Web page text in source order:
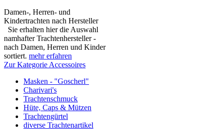
Damen-, Herren- und
Kindertrachten nach Hersteller
Sie erhalten hier die Auswahl
namhafter Trachtenhersteller -
nach Damen, Herren und Kinder
sortiert. mehr erfahren
Zur Kategorie Accessoires
Masken - "Goscherl"
Charivari's
Trachtenschmuck
Hüte, Caps & Mützen
Trachtengürtel
diverse Trachtenartikel